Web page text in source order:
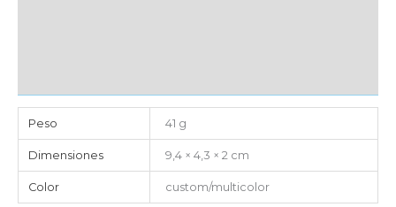
Peso 41 g
Dimensiones 9,4 × 4,3 × 2 cm
Color custom/multicolor